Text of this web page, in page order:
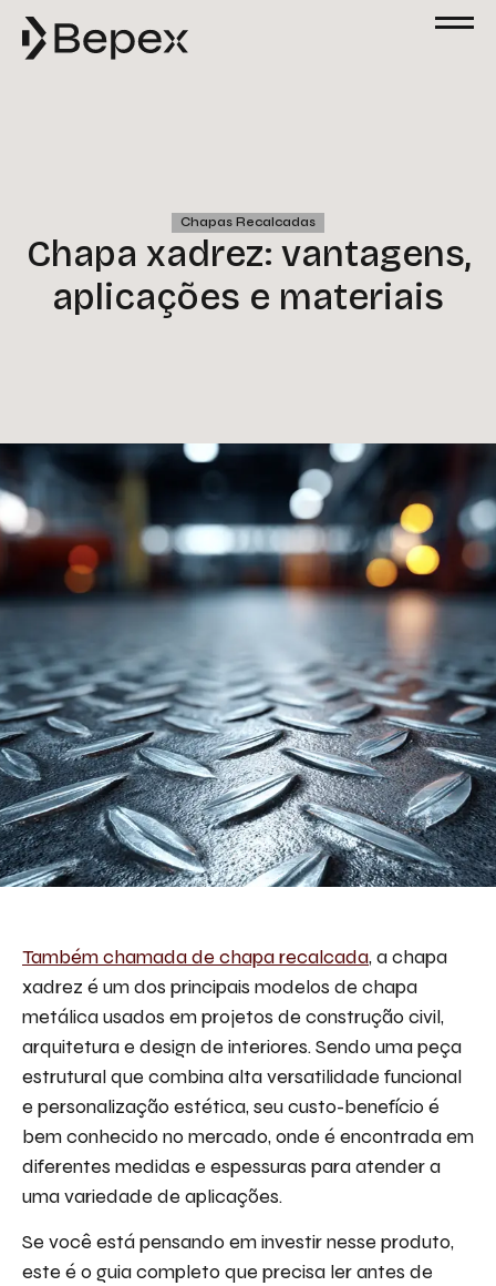
Chapas Recalcadas
Chapa xadrez: vantagens,
aplicações e materiais
Também chamada de chapa recalcada, a chapa
xadrez é um dos principais modelos de chapa
metálica usados em projetos de construção civil,
arquitetura e design de interiores. Sendo uma peça
estrutural que combina alta versatilidade funcional
e personalização estética, seu custo-benefício é
bem conhecido no mercado, onde é encontrada em
diferentes medidas e espessuras para atender a
uma variedade de aplicações.
Se você está pensando em investir nesse produto,
este é o guia completo que precisa ler antes de
Solicite um Orçamento
Email
Empresa
Descreva aqui seu projeto e necessidade
que nós iremos avaliar e propor a melhor
solução.
Aceito receber emails da Bepex.